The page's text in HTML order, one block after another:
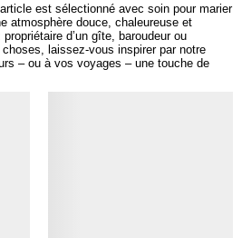
est sélectionné avec soin pour marier
atmosphère douce, chaleureuse et
d’un gîte, baroudeur ou
laissez-vous inspirer par notre
– ou à vos voyages – une touche de